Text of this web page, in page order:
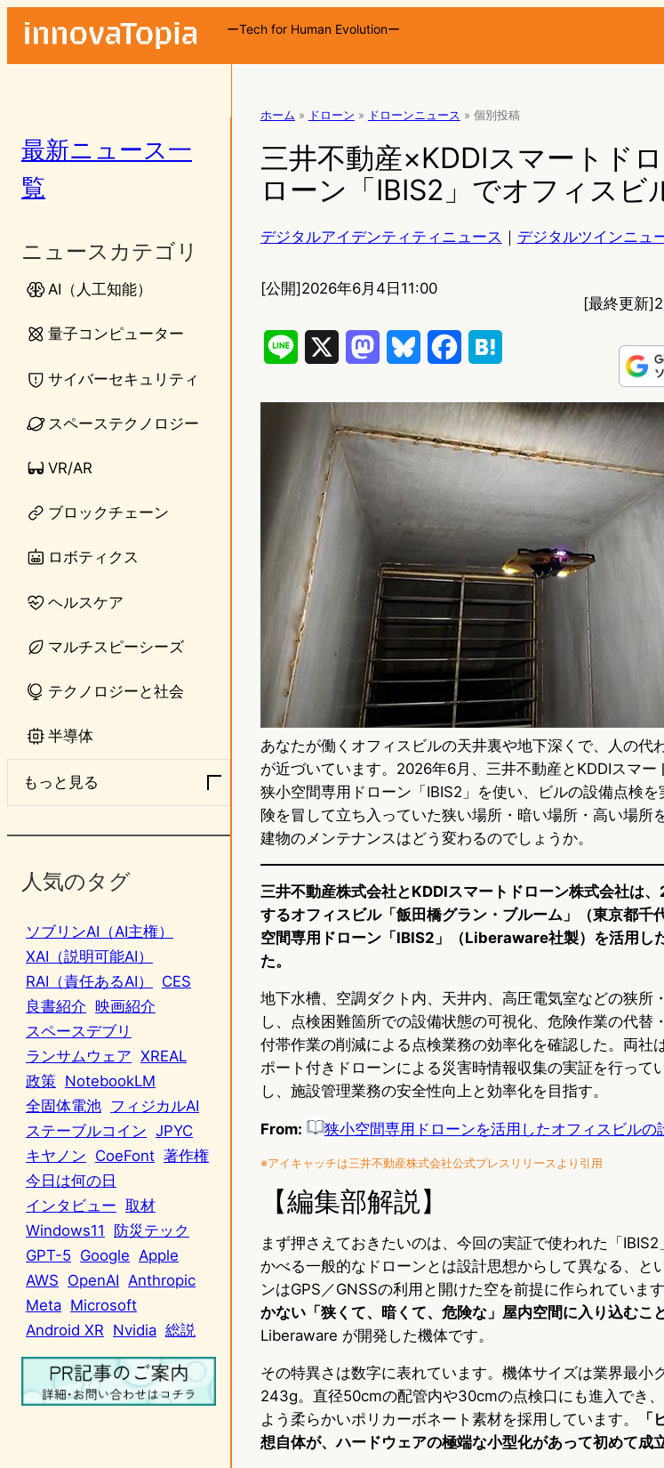
ーTech for Human Evolutionー
最新ニュース一
覧
ニュースカテゴリ
AI（人工知能）
量子コンピューター
サイバーセキュリティ
スペーステクノロジー
VR/AR
ブロックチェーン
ロボティクス
ヘルスケア
マルチスピーシーズ
テクノロジーと社会
半導体
もっと見る
人気のタグ
ソブリンAI（AI主権）
XAI（説明可能AI）
RAI（責任あるAI）
CES
良書紹介 映画紹介
スペースデブリ
ランサムウェア XREAL
政策 NotebookLM
全固体電池 フィジカルAI
ステーブルコイン JPYC
キヤノン CoeFont 著作権
今日は何の日
インタビュー 取材
Windows11
防災テック
GPT-5 Google Apple
AWS OpenAI Anthropic
Meta Microsoft
Android XR Nvidia 総説
ホーム » ドローン » ドローンニュース » 個別投稿
三井不動産×KDDIスマートド
ローン「IBIS2」でオフィスビ
デジタルアイデンティティニュース ｜ デジタルツインニュ
[公開]2026年6月4日11:00
[最終更新]
n
e
c
e
o
k
t
e
あなたが働くオフィスビルの天井裏や地下深くで、人の代
が近づいています。2026年6月、三井不動産とKDDIスマ
狭小空間専用ドローン「IBIS2」を使い、ビルの設備点検
険を冒して立ち入っていた狭い場所・暗い場所・高い場
建物のメンテナンスはどう変わるのでしょうか。
三井不動産株式会社とKDDIスマートドローン株式会社は
するオフィスビル「飯田橋グラン・ブルーム」（東京都千
空間専用ドローン「IBIS2」（Liberaware社製）を活用し
た。
地下水槽、空調ダクト内、天井内、高圧電気室などの狭所
し、点検困難箇所での設備状態の可視化、危険作業の代替
付帯作業の削減による点検業務の効率化を確認した。両社
ポート付きドローンによる災害時情報収集の実証を行って
し、施設管理業務の安全性向上と効率化を目指す。
From: 狭小空間専用ドローンを活用したオフィスビルの
※アイキャッチは三井不動産株式会社公式プレスリリースより引用
【編集部解説】
まず押さえておきたいのは、今回の実証で使われた「
かべる一般的なドローンとは設計思想からして異なる、と
ンはGPS／GNSSの利用と開けた空を前提に作られています
かない「狭くて、暗くて、危険な」屋内空間に入り込むこ
Liberaware が開発した機体です。
その特異さは数字に表れています。機体サイズは業界最小
243g。直径50cmの配管内や30cmの点検口にも進入でき
よう柔らかいポリカーボネート素材を採用しています。
想自体が、ハードウェアの極端な小型化があって初めて成